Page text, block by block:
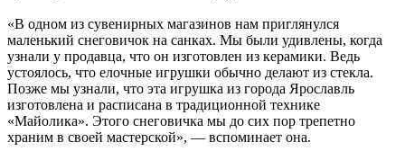
«В одном из сувенирных магазинов нам приглянулся
маленький снеговичок на санках. Мы были удивлены, когда
узнали у продавца, что он изготовлен из керамики. Ведь
устоялось, что елочные игрушки обычно делают из стекла.
Позже мы узнали, что эта игрушка из города Ярославль
изготовлена и расписана в традиционной технике
«Майолика». Этого снеговичка мы до сих пор трепетно
храним в своей мастерской», — вспоминает она.